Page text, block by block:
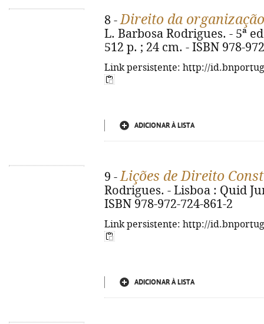
8 -Direito da
L. Barbosa Rodrigues. - 5ª
512 p. ; 24 cm. - ISBN 978-
Link persistente: http://
ADICIONAR À LISTA
9 -Lições de Direito
Rodrigues. - Lisboa : Quid
ISBN 978-972-724-861-2
Link persistente: http://
ADICIONAR À LISTA